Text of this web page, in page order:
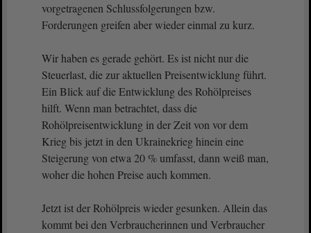
vorgetragenen Schlussfolgerungen bzw.
Forderungen greifen aber wieder einmal zu kurz.
Wir haben es gerade gehört. Es ist nicht nur die
Steuerlast, die zur aktuellen Preisentwicklung führt.
Ein Blick auf die Entwicklung des Rohölpreises
hilft. Wenn man betrachtet, dass die
Rohölpreisentwicklung in der Zeit von vor dem
Krieg bis jetzt in den Ukrainekrieg hinein eine
Steigerung von etwa 20 % umfasst, dann weiß man,
woher die hohen Preise auch kommen.
Jetzt ist der Rohölpreis wieder gesunken. Allein das
kommt bei den Verbraucherinnen und Verbraucher